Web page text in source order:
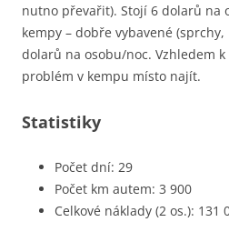
nutno převařit). Stojí 6 dolarů na
kempy – dobře vybavené
dolarů na osobu/noc. Vzhledem
problém v kempu místo najít.
Statistiky
Počet dní: 29
Počet km autem: 3 900
Celkové náklady (2 os.): 131